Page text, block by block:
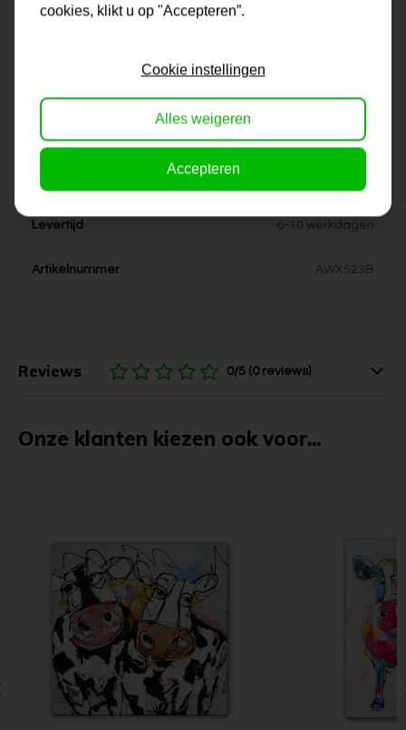
Stijl kleurrijk, vrolijk
Levertijd 6-10 werkdagen
Artikelnummer AWX523B
Reviews 0/5 (0 reviews)
Onze klanten kiezen ook voor...
cookies, klikt u op "Accepteren”.
Cookie instellingen
Alles weigeren
Accepteren